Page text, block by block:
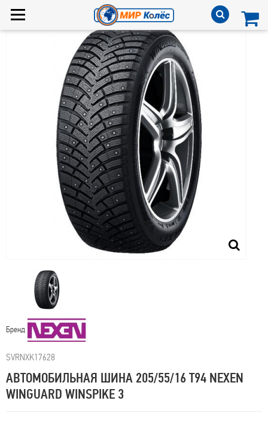
Бренд
SVRNXK17628
АВТОМОБИЛЬНАЯ ШИНА 205/55/16 T94 NEXEN
WINGUARD WINSPIKE 3